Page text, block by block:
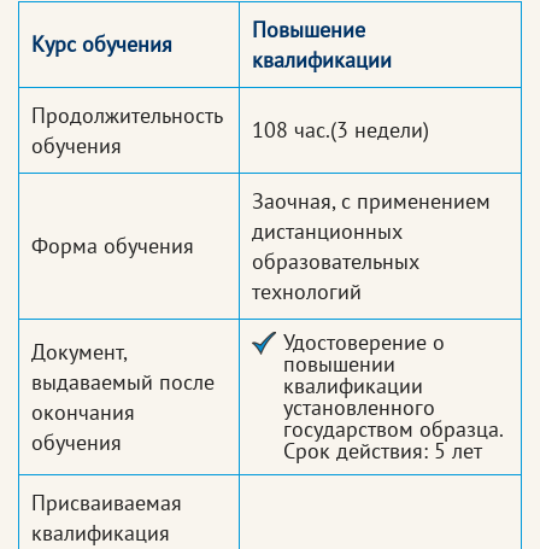
Курс обучения
Повышение
квалификации
Продолжительность
обучения
108 час.(3 недели)
Форма обучения
Заочная, с применением
дистанционных
образовательных
технологий
Документ,
выдаваемый после
окончания
обучения
Удостоверение о
повышении
квалификации
установленного
государством образца.
Срок действия: 5 лет
Присваиваемая
квалификация